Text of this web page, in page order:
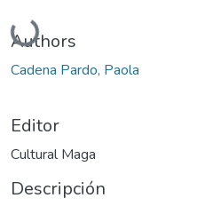
Authors
Cadena Pardo, Paola
Editor
Cultural Maga
Descripción